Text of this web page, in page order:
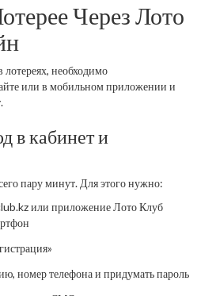
Через Лото
лотереях, необходимо
или в мобильном приложении и
в кабинет и
пару минут. Для этого нужно:
или приложение Лото Клуб
номер телефона и придумать пароль